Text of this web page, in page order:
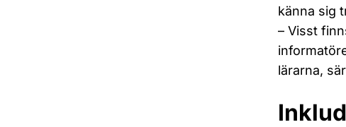
känna sig
– Visst
lärarna,